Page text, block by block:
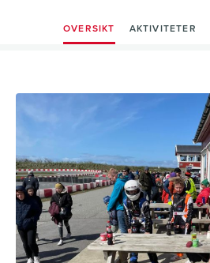
OVERSIKT AKTIVITETER